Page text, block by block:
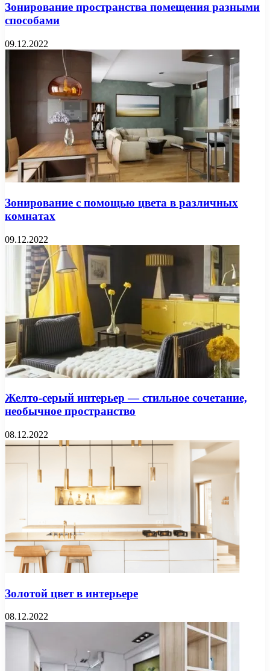
Зонирование пространства помещения разными
способами
09.12.2022
Зонирование с помощью цвета в различных
комнатах
09.12.2022
Желто-серый интерьер — стильное сочетание,
необычное пространство
08.12.2022
Золотой цвет в интерьере
08.12.2022